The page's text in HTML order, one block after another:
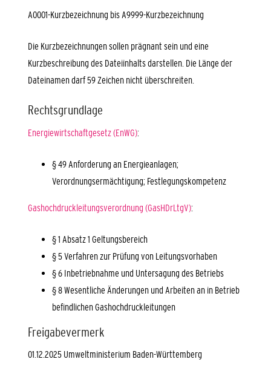
A0001-Kurzbezeichnung bis A9999-Kurzbezeichnung
Die Kurzbezeichnungen sollen prägnant sein und eine
Kurzbeschreibung des Dateiinhalts darstellen. Die Länge der
Dateinamen darf 59 Zeichen nicht überschreiten.
Rechtsgrundlage
Energiewirtschaftgesetz (EnWG):
§ 49 Anforderung an Energieanlagen;
Verordnungsermächtigung; Festlegungskompetenz
Gashochdruckleitungsverordnung (GasHDrLtgV):
§ 1 Absatz 1 Geltungsbereich
§ 5 Verfahren zur Prüfung von Leitungsvorhaben
§ 6 Inbetriebnahme und Untersagung des Betriebs
§ 8 Wesentliche Änderungen und Arbeiten an in Betrieb
befindlichen Gashochdruckleitungen
Freigabevermerk
01.12.2025 Umweltministerium Baden-Württemberg